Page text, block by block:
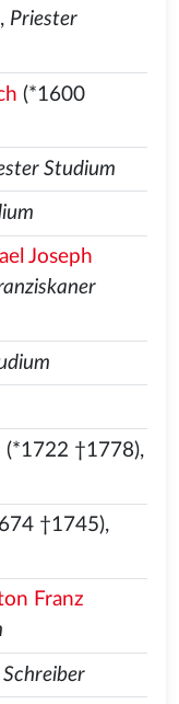
Priester
(*1600
Studium
Joseph
(*1722 †1778),
†1745),
Franz
Schreiber